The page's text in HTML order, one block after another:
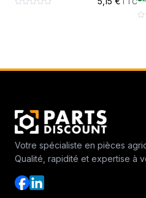
Votre spécialiste en pièces
Qualité, rapidité et expertise à